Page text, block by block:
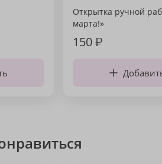
Открытка ручной
марта!»
150₽